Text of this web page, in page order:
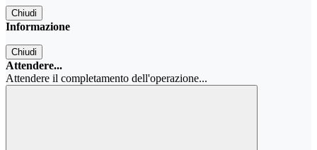
Chiudi
Informazione
Chiudi
Attendere...
Attendere il completamento dell'operazione...